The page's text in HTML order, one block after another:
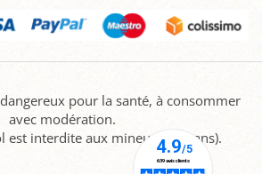
dangereux pour la santé, à consommer
avec modération.
est interdite aux mineurs (-18 ans).